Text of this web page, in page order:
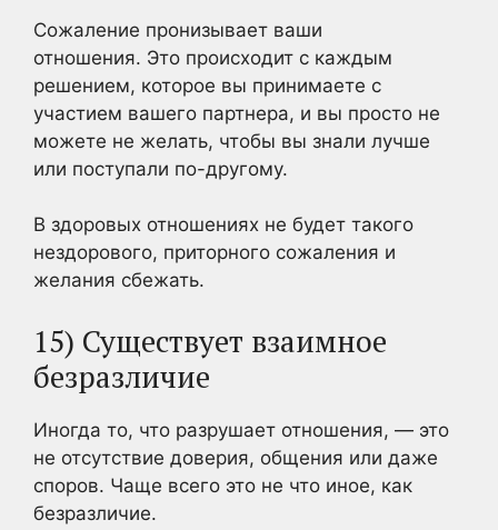
Сожаление пронизывает ваши
отношения. Это происходит с каждым
решением, которое вы принимаете с
участием вашего партнера, и вы просто не
можете не желать, чтобы вы знали лучше
или поступали по-другому.
В здоровых отношениях не будет такого
нездорового, приторного сожаления и
желания сбежать.
15) Существует взаимное
безразличие
Иногда то, что разрушает отношения, — это
не отсутствие доверия, общения или даже
споров. Чаще всего это не что иное, как
безразличие.